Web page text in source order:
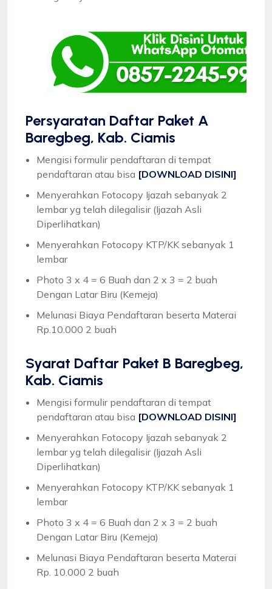
Persyaratan Daftar Paket A
Baregbeg, Kab. Ciamis
Mengisi formulir pendaftaran di tempat
pendaftaran atau bisa [DOWNLOAD DISINI]
Menyerahkan Fotocopy Ijazah sebanyak 2
lembar yg telah dilegalisir (Ijazah Asli
Diperlihatkan)
Menyerahkan Fotocopy KTP/KK sebanyak 1
lembar
Photo 3 x 4 = 6 Buah dan 2 x 3 = 2 buah
Dengan Latar Biru (Kemeja)
Melunasi Biaya Pendaftaran beserta Materai
Rp.10.000 2 buah
Syarat Daftar Paket B Baregbeg,
Kab. Ciamis
Mengisi formulir pendaftaran di tempat
pendaftaran atau bisa [DOWNLOAD DISINI]
Menyerahkan Fotocopy Ijazah sebanyak 2
lembar yg telah dilegalisir (Ijazah Asli
Diperlihatkan)
Menyerahkan Fotocopy KTP/KK sebanyak 1
lembar
Photo 3 x 4 = 6 Buah dan 2 x 3 = 2 buah
Dengan Latar Biru (Kemeja)
Melunasi Biaya Pendaftaran beserta Materai
Rp. 10.000 2 buah